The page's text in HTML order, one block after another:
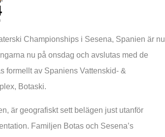
Championships i Sesena, Spanien är nu
nu på onsdag och avslutas med de
formellt av Spaniens Vattenskid- &
Botaski.
är geografiskt sett belägen just utanför
Familjen Botas och Sesena’s